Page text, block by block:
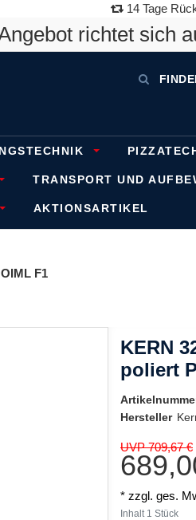
14 Tage
richtet sich
TRANSPORT UND
AKTIONSARTIKEL
OIML F1
KERN
poliert
Hersteller
UVP 709,67 €
* zzgl. ges.
Inhalt 1 Stück